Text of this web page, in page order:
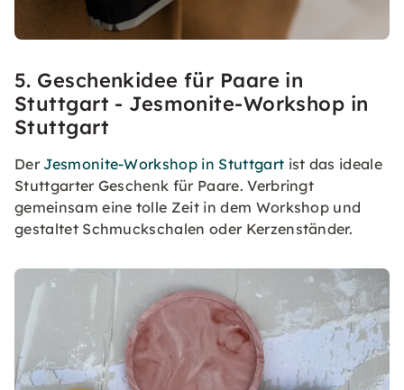
5. Geschenkidee für Paare in
Stuttgart - Jesmonite-Workshop in
Stuttgart
Der Jesmonite-Workshop in Stuttgart ist das ideale
Stuttgarter Geschenk für Paare. Verbringt
gemeinsam eine tolle Zeit in dem Workshop und
gestaltet Schmuckschalen oder Kerzenständer.